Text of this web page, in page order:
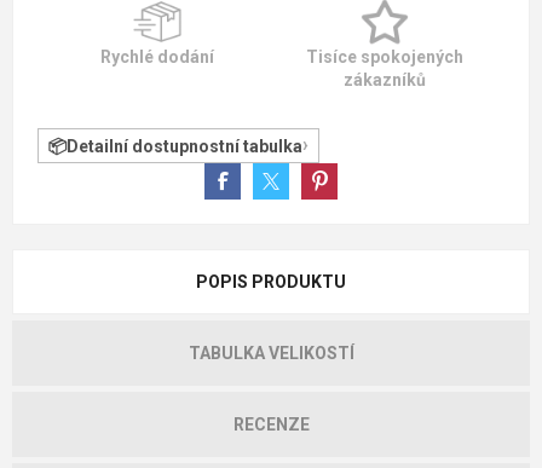
Rychlé dodání
Tisíce spokojených
zákazníků
Detailní dostupnostní tabulka
POPIS PRODUKTU
TABULKA VELIKOSTÍ
RECENZE